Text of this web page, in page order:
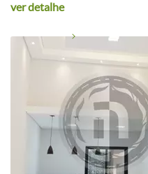
ver detalhe